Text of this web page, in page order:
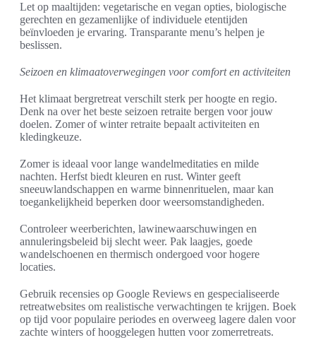
Let op maaltijden: vegetarische en vegan opties, biologische
gerechten en gezamenlijke of individuele etentijden
beïnvloeden je ervaring. Transparante menu’s helpen je
beslissen.
Seizoen en klimaatoverwegingen voor comfort en activiteiten
Het klimaat bergretreat verschilt sterk per hoogte en regio.
Denk na over het beste seizoen retraite bergen voor jouw
doelen. Zomer of winter retraite bepaalt activiteiten en
kledingkeuze.
Zomer is ideaal voor lange wandelmeditaties en milde
nachten. Herfst biedt kleuren en rust. Winter geeft
sneeuwlandschappen en warme binnenrituelen, maar kan
toegankelijkheid beperken door weersomstandigheden.
Controleer weerberichten, lawinewaarschuwingen en
annuleringsbeleid bij slecht weer. Pak laagjes, goede
wandelschoenen en thermisch ondergoed voor hogere
locaties.
Gebruik recensies op Google Reviews en gespecialiseerde
retreatwebsites om realistische verwachtingen te krijgen. Boek
op tijd voor populaire periodes en overweeg lagere dalen voor
zachte winters of hooggelegen hutten voor zomerretreats.